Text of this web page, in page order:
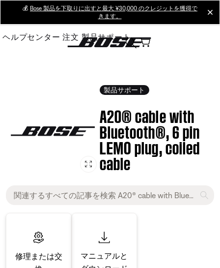
Main
💰 Bose 製品を下取りに出すと最大 ¥30,000 のクレジットを獲得で
きます。
ヘルプセンター 注文 製品サポート
製品サポート
A20® cable with
Bluetooth®, 6 pin
LEMO plug, coiled
cable
修理または交
マニュアルと